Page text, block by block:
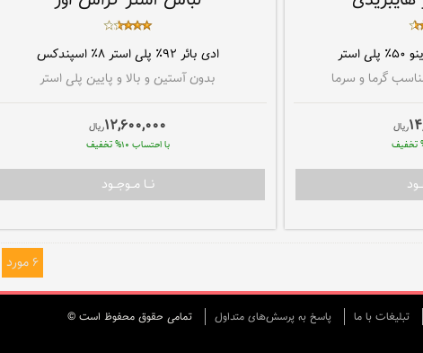
گرما و سرما
ريال
ادی بائر ۹۲٪ پلی استر ۸٪ اسپندکس
بدون آستین و بالا و پایین پلی استر
12,600,000ريال
با احتساب 10% تخفيف
نــا مــوجــود
6 مورد
تبليغات با ما پاسخ به پرسش‌های متداول تمامی حقوق محفوظ است ©